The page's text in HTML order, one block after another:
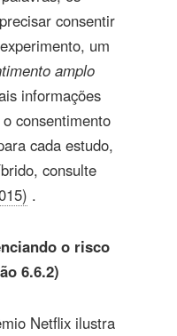
consentir
um
amplo
informações
consentimento
cada estudo,
consulte
.
o risco
6.6.2)
Netflix ilustra